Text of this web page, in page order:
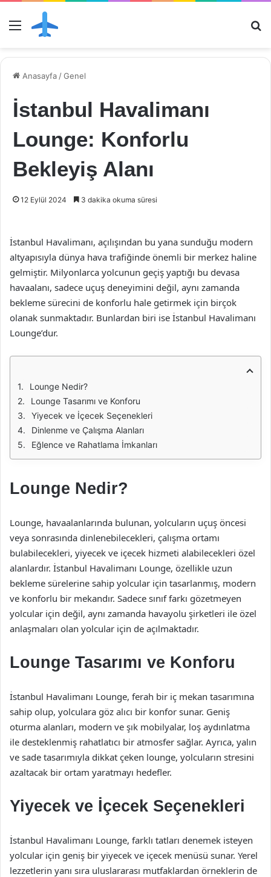
Menü
Anasayfa /Genel
İstanbul Havalimanı
Lounge: Konforlu
Bekleyiş Alanı
12 Eylül 2024 3 dakika okuma süresi
İstanbul Havalimanı, açılışından bu yana sunduğu modern
altyapısıyla dünya hava trafiğinde önemli bir merkez haline
gelmiştir. Milyonlarca yolcunun geçiş yaptığı bu devasa
havaalanı, sadece uçuş deneyimini değil, aynı zamanda
bekleme sürecini de konforlu hale getirmek için birçok
olanak sunmaktadır. Bunlardan biri ise İstanbul Havalimanı
Lounge’dur.
Lounge Nedir?
Lounge Tasarımı ve Konforu
Yiyecek ve İçecek Seçenekleri
Dinlenme ve Çalışma Alanları
Eğlence ve Rahatlama İmkanları
Lounge Nedir?
Lounge, havaalanlarında bulunan, yolcuların uçuş öncesi
veya sonrasında dinlenebilecekleri, çalışma ortamı
bulabilecekleri, yiyecek ve içecek hizmeti alabilecekleri özel
alanlardır. İstanbul Havalimanı Lounge, özellikle uzun
bekleme sürelerine sahip yolcular için tasarlanmış, modern
ve konforlu bir mekandır. Sadece sınıf farkı gözetmeyen
yolcular için değil, aynı zamanda havayolu şirketleri ile özel
anlaşmaları olan yolcular için de açılmaktadır.
Lounge Tasarımı ve Konforu
İstanbul Havalimanı Lounge, ferah bir iç mekan tasarımına
sahip olup, yolculara göz alıcı bir konfor sunar. Geniş
oturma alanları, modern ve şık mobilyalar, loş aydınlatma
ile desteklenmiş rahatlatıcı bir atmosfer sağlar. Ayrıca, yalın
ve sade tasarımıyla dikkat çeken lounge, yolcuların stresini
azaltacak bir ortam yaratmayı hedefler.
Yiyecek ve İçecek Seçenekleri
İstanbul Havalimanı Lounge, farklı tatları denemek isteyen
yolcular için geniş bir yiyecek ve içecek menüsü sunar. Yerel
lezzetlerin yanı sıra uluslararası mutfaklardan örneklerin de